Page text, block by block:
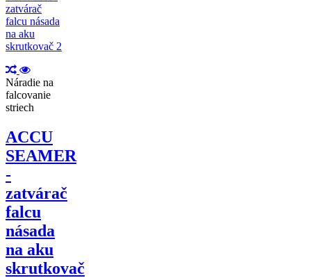
Náradie na
falcovanie
striech
ACCU
SEAMER
-
zatvárač
falcu
násada
na aku
skrutkovač